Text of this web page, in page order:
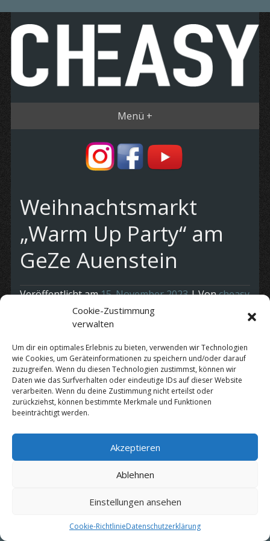
Cookie-Zustimmung
verwalten
Um dir ein optimales Erlebnis zu bieten, verwenden wir Technologien
wie Cookies, um Geräteinformationen zu speichern und/oder darauf
zuzugreifen. Wenn du diesen Technologien zustimmst, können wir
Daten wie das Surfverhalten oder eindeutige IDs auf dieser Website
verarbeiten. Wenn du deine Zustimmung nicht erteilst oder
zurückziehst, können bestimmte Merkmale und Funktionen
beeinträchtigt werden.
Akzeptieren
Ablehnen
Einstellungen ansehen
Cookie-RichtlinieDatenschutzerklärung
Menü +
Weihnachtsmarkt
„Warm Up Party“ am
GeZe Auenstein
Veröffentlicht am15. November 2023| Voncheasy
Vor dem Weihnachtsmarkt am 10.12. findet am 9.12
Nähere Infos siehe Flyer
Kategorie:Termine
Datenschutz|Impressum